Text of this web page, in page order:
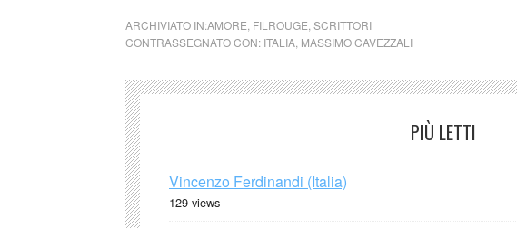
ARCHIVIATO IN:AMORE FILROUGE SCRITTORI
CONTRASSEGNATO CON: ITALIA MASSIMO CAVEZZALI
PIÙ LETTI
Vincenzo Ferdinandi (Italia)
129 views